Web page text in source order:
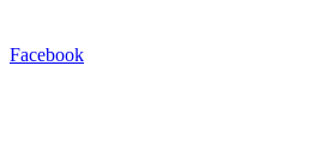
Facebook